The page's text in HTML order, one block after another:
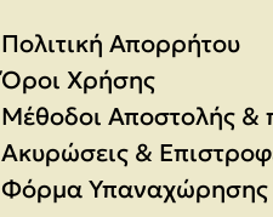
Πολιτική Απορρήτου
Όροι Χρήσης
Μέθοδοι Αποστολής &
Ακυρώσεις &
Φόρμα Υπαναχώρησης